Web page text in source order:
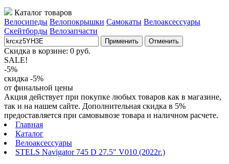
Каталог товаров
Велосипеды Велопокрышки Самокаты Велоаксессуары
Скейтборды Велозапчасти
Применить Отменить
Скидка в корзине: 0 руб.
SALE!
-5%
скидка -5%
от финальной цены
Акция действует при покупке любых товаров как в магазине,
так и на нашем сайте. Дополнительная скидка в 5%
предоставляется при самовывозе товара и наличном расчете.
Главная
Каталог
Велоаксессуары
STELS Navigator 745 D 27.5" V010 (2022г.)